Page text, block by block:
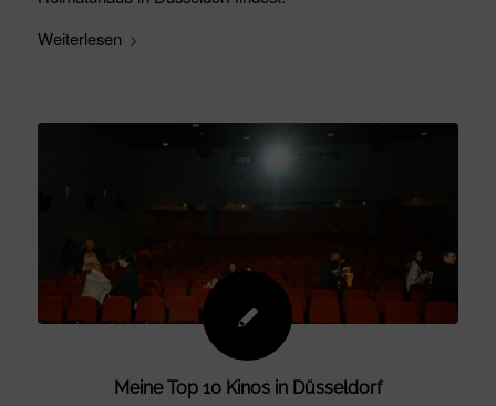
Weiterlesen
Meine Top 10 Kinos in Düsseldorf